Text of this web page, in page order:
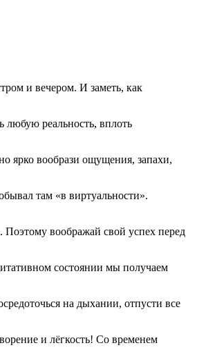
и вечером. И заметь, как
реальность, вплоть
ярко вообрази ощущения, запахи,
там «в виртуальности».
воображай свой успех перед
состоянии мы получаем
на дыхании, отпусти все
и лёгкость! Со временем